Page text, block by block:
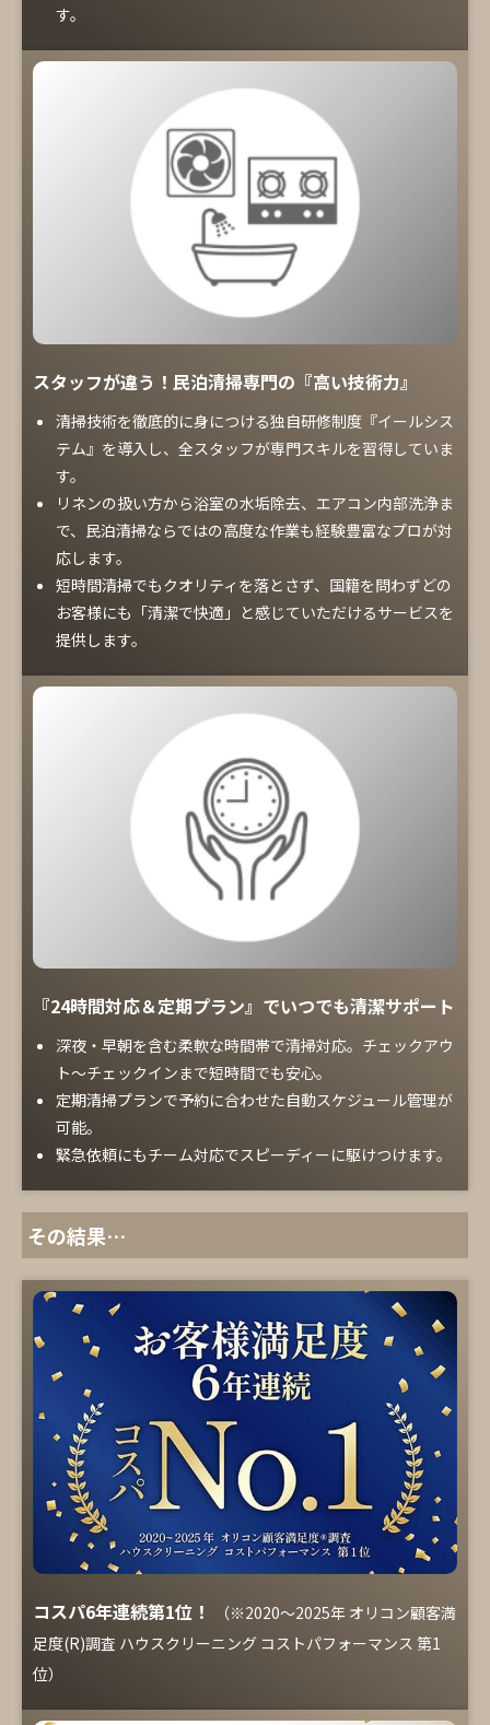
す。
スタッフが違う！民泊清掃専門の『高い技術力』
清掃技術を徹底的に身につける独自研修制度『イールシス
テム』を導入し、全スタッフが専門スキルを習得していま
す。
リネンの扱い方から浴室の水垢除去、エアコン内部洗浄ま
で、民泊清掃ならではの高度な作業も経験豊富なプロが対
応します。
短時間清掃でもクオリティを落とさず、国籍を問わずどの
お客様にも「清潔で快適」と感じていただけるサービスを
提供します。
『24時間対応＆定期プラン』でいつでも清潔サポート
深夜・早朝を含む柔軟な時間帯で清掃対応。チェックアウ
ト～チェックインまで短時間でも安心。
定期清掃プランで予約に合わせた自動スケジュール管理が
可能。
緊急依頼にもチーム対応でスピーディーに駆けつけます。
その結果…
コスパ6年連続第1位！
（※2020～2025年 オリコン顧客満
足度(R)調査 ハウスクリーニング コストパフォーマンス 第1
位）